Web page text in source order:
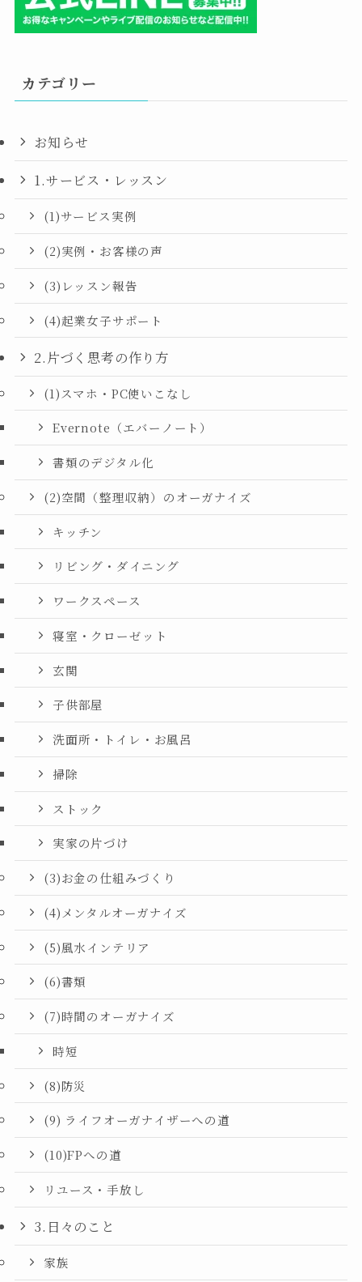
カテゴリー
お知らせ
1.サービス・レッスン
(1)サービス実例
(2)実例・お客様の声
(3)レッスン報告
(4)起業女子サポート
2.片づく思考の作り方
(1)スマホ・PC使いこなし
Evernote（エバーノート）
書類のデジタル化
(2)空間（整理収納）のオーガナイズ
キッチン
リビング・ダイニング
ワークスペース
寝室・クローゼット
玄関
子供部屋
洗面所・トイレ・お風呂
掃除
ストック
実家の片づけ
(3)お金の仕組みづくり
(4)メンタルオーガナイズ
(5)風水インテリア
(6)書類
(7)時間のオーガナイズ
時短
(8)防災
(9) ライフオーガナイザーへの道
(10)FPへの道
リユース・手放し
3.日々のこと
家族